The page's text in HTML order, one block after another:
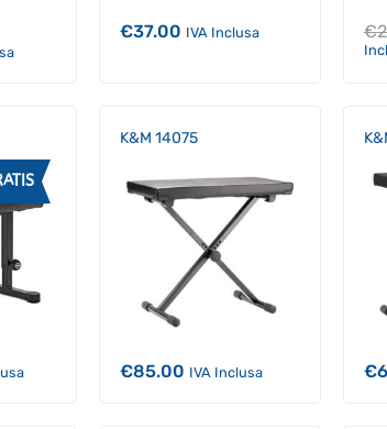
€37.00 IVA Inclusa €
K&M 14075
€85.00 IVA Inclusa €